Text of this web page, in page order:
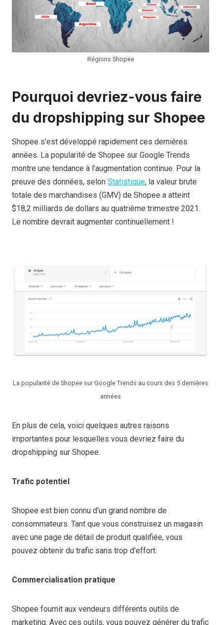
Régions Shopee
Pourquoi devriez-vous faire
du dropshipping sur Shopee
Shopee s'est développé rapidement ces dernières
années. La popularité de Shopee sur Google Trends
montre une tendance à l’augmentation continue. Pour la
preuve des données, selon Statistique, la valeur brute
totale des marchandises (GMV) de Shopee a atteint
$18,2 milliards de dollars au quatrième trimestre 2021.
Le nombre devrait augmenter continuellement !
La popularité de Shopee sur Google Trends au cours des 5 dernières
années
En plus de cela, voici quelques autres raisons
importantes pour lesquelles vous devriez faire du
dropshipping sur Shopee.
Trafic potentiel
Shopee est bien connu d'un grand nombre de
consommateurs. Tant que vous construisez un magasin
avec une page de détail de produit qualifiée, vous
pouvez obtenir du trafic sans trop d'effort.
Commercialisation pratique
Shopee fournit aux vendeurs différents outils de
marketing. Avec ces outils, vous pouvez générer du trafic